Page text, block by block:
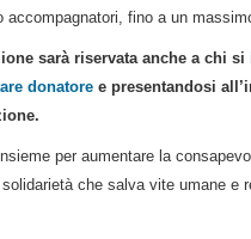
accompagnatori, fino a un
sarà riservata anche a chi si
donatore e presentandosi
per aumentare la
che salva vite umane e